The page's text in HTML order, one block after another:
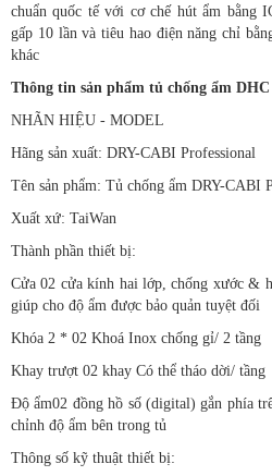
chuẩn quốc tế với cơ chế hút ẩm bằng
gấp 10 lần và tiêu hao điện năng chỉ
khác
Thông tin sản phẩm tủ chống ẩm DHC
NHÃN HIỆU - MODEL
Hãng sản xuất: DRY-CABI Professional
Tên sản phẩm: Tủ chống ẩm DRY-CABI
Xuất xứ: TaiWan
Thành phần thiết bị:
Cửa 02 cửa kính hai lớp, chống xước &
giúp cho độ ẩm được bảo quản tuyệt đối
Khóa 2 * 02 Khoá Inox chống gỉ/ 2 tầng
Khay trượt 02 khay Có thể tháo dời/ tầng
Độ ẩm02 đồng hồ số (digital) gắn phía
chỉnh độ ẩm bên trong tủ
Thông số kỹ thuật thiết bị: